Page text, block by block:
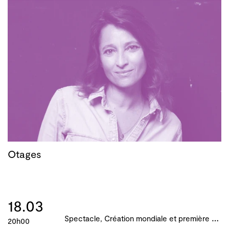
Otages
18.03
20h00 S
pectacle, Création mondiale et première française, B!ME 2024